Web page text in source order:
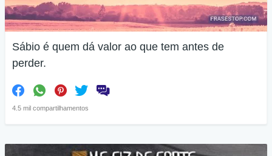
Sábio é quem dá valor ao que tem antes de
perder.
4.5 mil compartilhamentos